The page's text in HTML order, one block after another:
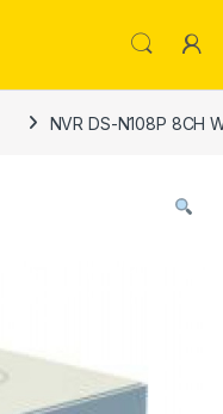
NVR DS-N108P 8CH